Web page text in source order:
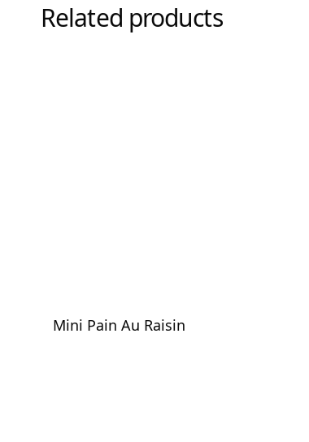
Related products
Mini Pain Au Raisin